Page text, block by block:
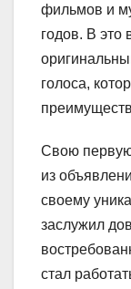
фильмов и
годов. В это
голоса,
Свою первую
из
своему
заслужил
стал